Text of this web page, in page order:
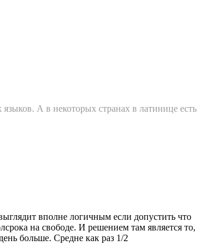
А в некоторых странах в латинице есть
вполне логичным если допустить что
на свободе. И решением там является то,
больше. Средне как раз 1/2